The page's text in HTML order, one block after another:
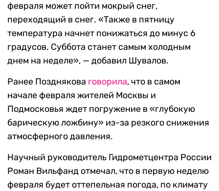
февраля может пойти мокрый снег,
переходящий в снег. «Также в пятницу
температура начнет понижаться до минус 6
градусов. Суббота станет самым холодным
днем на неделе», — добавил Шувалов.
Ранее Позднякова говорила, что в самом
начале февраля жителей Москвы и
Подмосковья ждет погружение в «глубокую
барическую ложбину» из-за резкого снижения
атмосферного давления.
Научный руководитель Гидрометцентра России
Роман Вильфанд отмечал, что в первую неделю
февраля будет оттепельная погода, по климату